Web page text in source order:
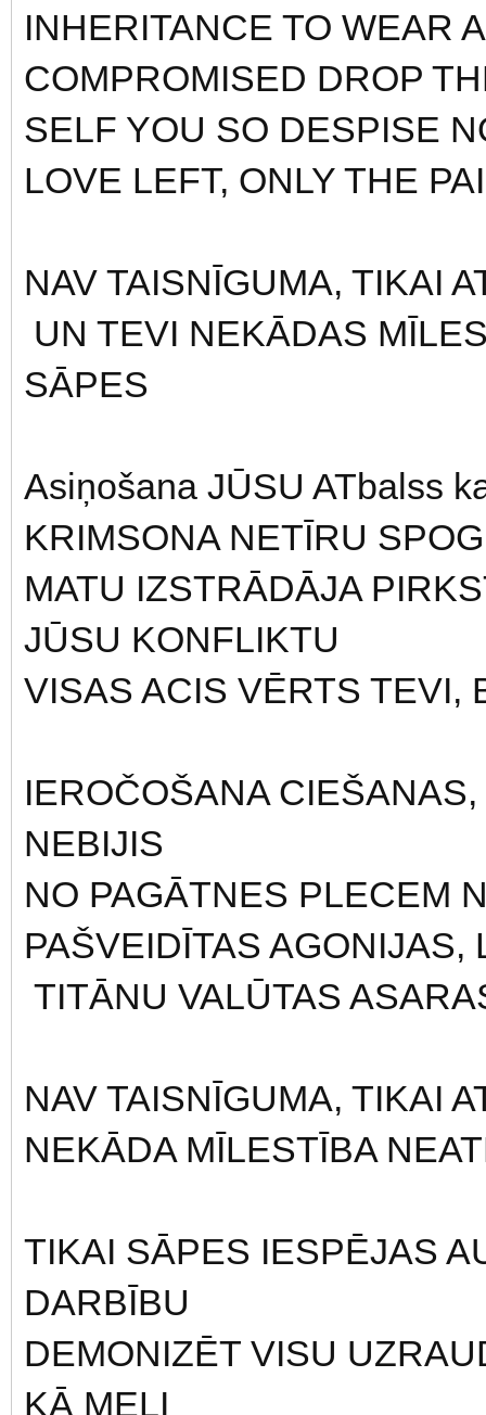
INHERITANCE TO WEAR
COMPROMISED DROP
SELF YOU SO DESPISE
LOVE LEFT, ONLY THE
NAV TAISNĪGUMA, TIKAI
UN TEVI NEKĀDAS
SĀPES
Asiņošana JŪSU ATbalss
KRIMSONA NETĪRU
MATU IZSTRĀDĀJA
JŪSU KONFLIKTU
VISAS ACIS VĒRTS
IEROČOŠANA
NEBIJIS
NO PAGĀTNES PLECEM
PAŠVEIDĪTAS
TITĀNU VALŪTAS
NAV TAISNĪGUMA, TIKAI
NEKĀDA MĪLESTĪBA
TIKAI SĀPES IESPĒJAS
DARBĪBU
DEMONIZĒT VISU
KĀ MELI